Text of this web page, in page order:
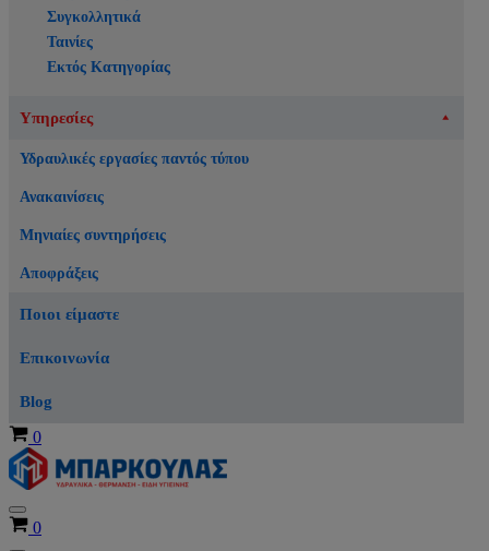
Συγκολλητικά
Ταινίες
Εκτός Κατηγορίας
Υπηρεσίες
Υδραυλικές εργασίες παντός τύπου
Ανακαινίσεις
Μηνιαίες συντηρήσεις
Αποφράξεις
Ποιοι είμαστε
Επικοινωνία
Blog
Καλάθι
0
Μενού
πλοήγησης
Καλάθι
0